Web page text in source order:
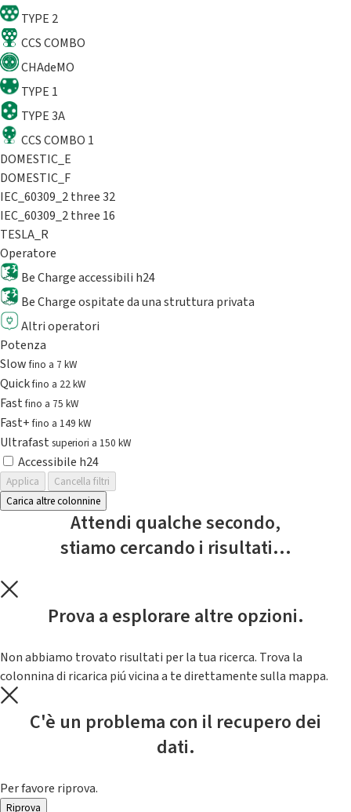
TYPE 2
CCS COMBO
CHAdeMO
TYPE 1
TYPE 3A
CCS COMBO 1
DOMESTIC_E
DOMESTIC_F
IEC_60309_2 three 32
IEC_60309_2 three 16
TESLA_R
Operatore
Be Charge accessibili h24
Be Charge ospitate da una struttura privata
Altri operatori
Potenza
Slowfino a 7 kW
Quickfino a 22 kW
Fastfino a 75 kW
Fast+fino a 149 kW
Ultrafast superiori a 150 kW
Accessibile h24
Applica
Cancella filtri
Carica altre colonnine
Attendi qualche secondo,
stiamo cercando i risultati...
Prova a esplorare altre opzioni.
Non abbiamo trovato risultati per la tua ricerca. Trova la
colonnina di ricarica piú vicina a te direttamente sulla mappa.
C'è un problema con il recupero dei
dati.
Per favore riprova.
Riprova